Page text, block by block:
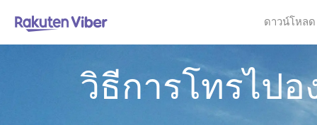
ดาวน์โหลด
วิธีการโทรไป